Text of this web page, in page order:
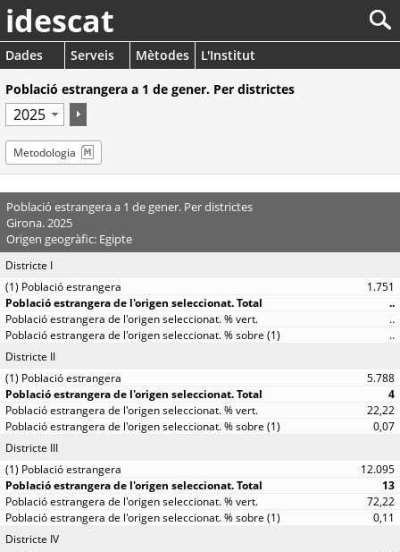
idescat
Dades Serveis Mètodes
L'Institut
Població estrangera a 1 de gener. Per districtes
Metodologia
Població estrangera a 1 de gener. Per districtes
Girona. 2025
Origen geogràfic: Egipte
Districte I
1.751
..
..
..
Districte II
5.788
4
22,22
0,07
Districte III
12.095
13
72,22
0,11
Districte IV